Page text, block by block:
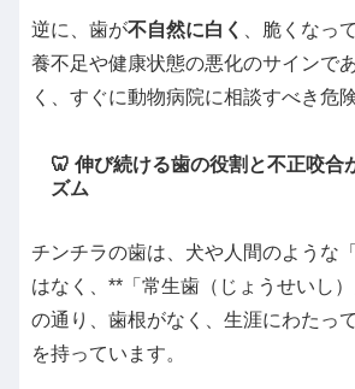
逆に、歯が不自然に白く
、脆くなっ
養不足や健康状態の悪化のサインで
く、すぐに動物病院に相談すべき危
🦷 伸び続ける歯の役割と不正咬合
ズム
チンチラの歯は、犬や人間のような
はなく、**「常生歯（じょうせいし
の通り、歯根がなく、生涯にわたっ
を持っています。